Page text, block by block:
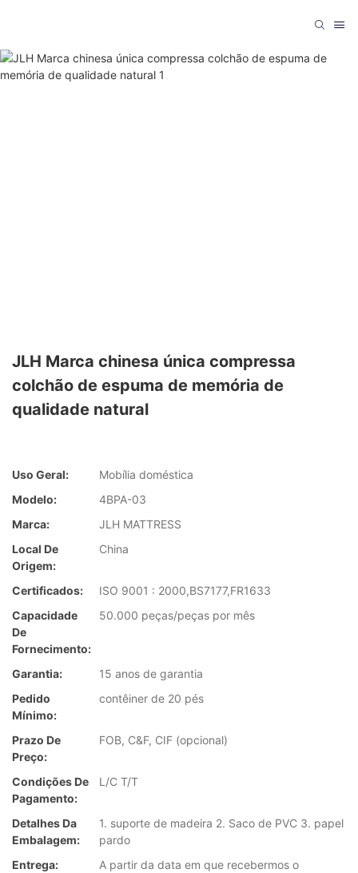
JLH Marca chinesa única compressa
colchão de espuma de memória de
qualidade natural
Uso Geral:
Mobília doméstica
Modelo:
4BPA-03
Marca:
JLH MATTRESS
Local De
Origem:
China
Certificados:
ISO 9001 : 2000,BS7177,FR1633
Capacidade
De
Fornecimento:
50.000 peças/peças por mês
Garantia:
15 anos de garantia
Pedido
Mínimo:
contêiner de 20 pés
Prazo De
Preço:
FOB, C&F, CIF (opcional)
Condições De
Pagamento:
L/C T/T
Detalhes Da
Embalagem:
1. suporte de madeira 2. Saco de PVC 3. papel
pardo
Entrega:
A partir da data em que recebermos o